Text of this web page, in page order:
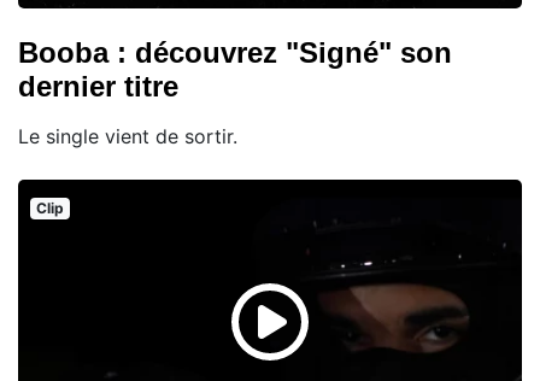
Booba : découvrez "Signé" son
dernier titre
Le single vient de sortir.
Clip